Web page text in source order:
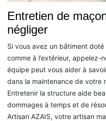
Entretien de
négliger
Si vous avez un bâtiment doté
comme à l’extérieur, appelez-
équipe peut vous aider à
dans la maintenance de votre
Entretenir la structure aide
dommages à temps et de
Artisan AZAIS, votre artisan